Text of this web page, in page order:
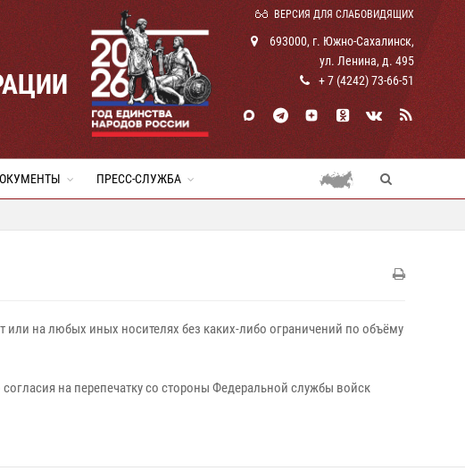
ВЕРСИЯ ДЛЯ СЛАБОВИДЯЩИХ
693000, г. Южно-Сахалинск,
ул. Ленина, д. 495
+ 7 (4242) 73-66-51
ПРЕСС-СЛУЖБА
на любых иных носителях без каких‑либо ограничений по объёму
на перепечатку со стороны Федеральной службы войск